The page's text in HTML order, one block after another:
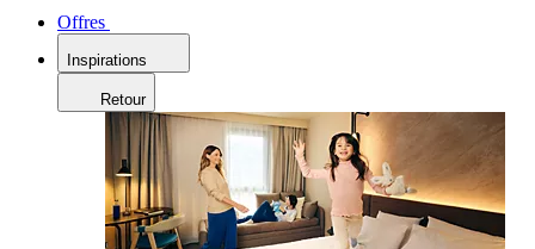
Offres
Inspirations
Retour